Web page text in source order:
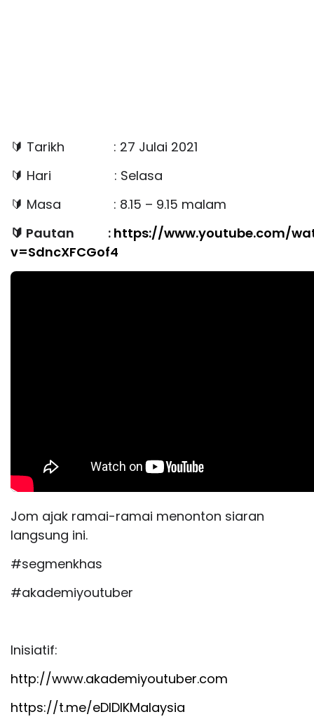
🔰 Tarikh
: 27 Julai 2021
🔰 Hari
: Selasa
🔰 Masa
: 8.15 – 9.15 malam
🔰 Pautan : https://www.youtube.com/
v=SdncXFCGof4
Jom ajak ramai-ramai menonton siaran
langsung ini.
#segmenkhas
#akademiyoutuber
Inisiatif:
http://www.akademiyoutuber.com
https://t.me/eDIDIKMalaysia